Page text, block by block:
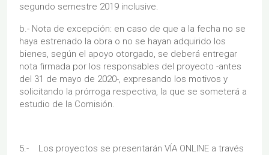
segundo semestre 2019 inclusive.
b.- Nota de excepción: en caso de que a la fecha no se
haya estrenado la obra o no se hayan adquirido los
bienes, según el apoyo otorgado, se deberá entregar
nota firmada por los responsables del proyecto -antes
del 31 de mayo de 2020-, expresando los motivos y
solicitando la prórroga respectiva, la que se someterá a
estudio de la Comisión.
5.- Los proyectos se presentarán VÍA ONLINE a través